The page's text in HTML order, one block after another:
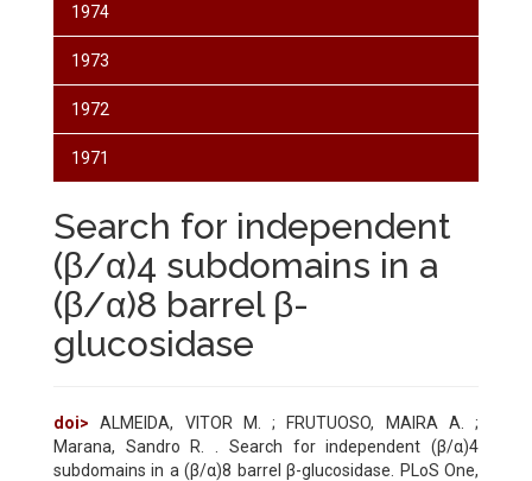
1974
1973
1972
1971
Search for independent
(β/α)4 subdomains in a
(β/α)8 barrel β-
glucosidase
doi> ALMEIDA, VITOR M. ; FRUTUOSO, MAIRA A. ;
Marana, Sandro R. . Search for independent (β/α)4
subdomains in a (β/α)8 barrel β-glucosidase. PLoS One,